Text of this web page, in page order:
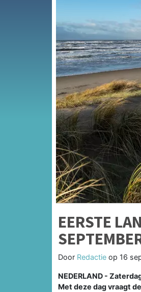
EERSTE
Door Redactie op 16
NEDERLAND -
Met deze dag vraagt